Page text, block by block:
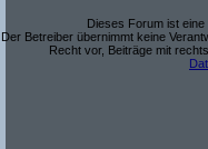
Dieses Forum ist
Der Betreiber übernimmt keine
Recht vor, Beiträge mit